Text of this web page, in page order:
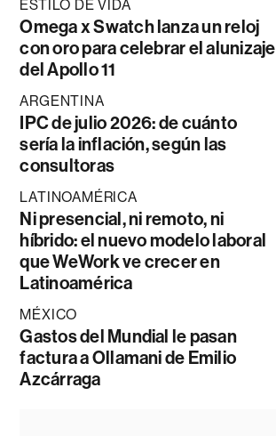
ESTILO DE VIDA
Omega x Swatch lanza un reloj
con oro para celebrar el alunizaje
del Apollo 11
ARGENTINA
IPC de julio 2026: de cuánto
sería la inflación, según las
consultoras
LATINOAMÉRICA
Ni presencial, ni remoto, ni
híbrido: el nuevo modelo laboral
que WeWork ve crecer en
Latinoamérica
MÉXICO
Gastos del Mundial le pasan
factura a Ollamani de Emilio
Azcárraga